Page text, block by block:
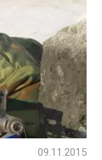
09.11.2015